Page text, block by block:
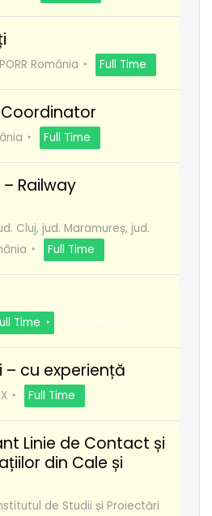
PORR România Full Time
Coordinator
Full Time
Railway
Cluj, jud. Maramureș, jud.
Full Time
Time Recomanda
– cu experiență
Full Time
Linie de Contact și
din Cale și
de Studii și Proiectări